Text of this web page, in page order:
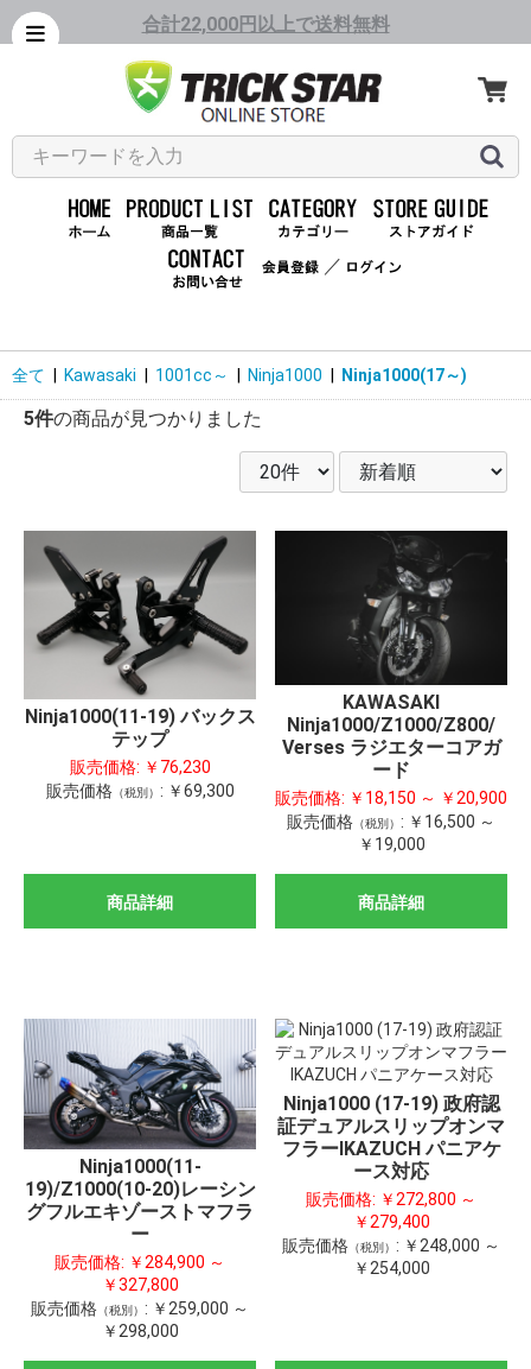
合計22,000円以上で送料無料
／
全て Kawasaki 1001cc～ Ninja1000 Ninja1000(17～)
5件の商品が見つかりました
Ninja1000(11-19) バックス
テップ
販売価格: ￥76,230
販売価格（税別） : ￥69,300
商品詳細
KAWASAKI
Ninja1000/Z1000/Z800/
Verses ラジエターコアガ
ード
販売価格: ￥18,150 ～ ￥20,900
販売価格 （税別） : ￥16,500 ～
￥19,000
商品詳細
Ninja1000(11-
19)/Z1000(10-20)レーシン
グフルエキゾーストマフラ
ー
販売価格: ￥284,900 ～
￥327,800
販売価格 （税別） : ￥259,000 ～
￥298,000
Ninja1000 (17-19) 政府認
証デュアルスリップオンマ
フラーIKAZUCH パニアケ
ース対応
販売価格: ￥272,800 ～
￥279,400
販売価格 （税別） : ￥248,000 ～
￥254,000